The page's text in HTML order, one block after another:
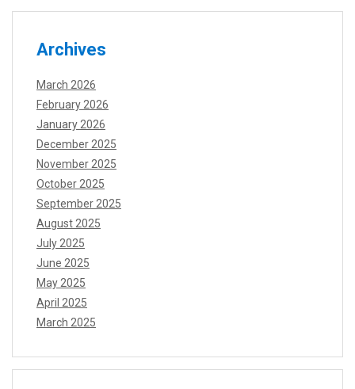
Archives
March 2026
February 2026
January 2026
December 2025
November 2025
October 2025
September 2025
August 2025
July 2025
June 2025
May 2025
April 2025
March 2025